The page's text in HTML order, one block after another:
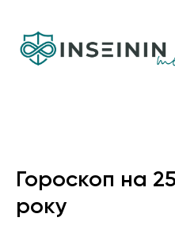
Гороскоп на
року